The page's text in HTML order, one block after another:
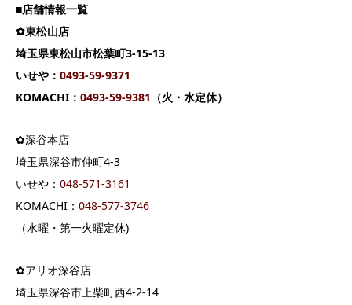
■店舗情報一覧
✿東松山店
埼玉県東松山市松葉町3-15-13
いせや： 0493-59-9371
KOMACHI： 0493-59-9381 （火・水定休）
✿深谷本店
埼玉県深谷市仲町4-3
いせや： 048-571-3161
KOMACHI： 048-577-3746
（水曜・第一火曜定休)
✿アリオ深谷店
埼玉県深谷市上柴町西4-2-14